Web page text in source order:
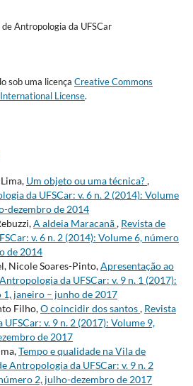
Antropologia da UFSCar
sob uma licença Creative Commons
License.
Um objeto ou uma técnica?,
da UFSCar: v. 6 n. 2 (2014): Volume
dezembro de 2014
A aldeia Maracanã, Revista de
v. 6 n. 2 (2014): Volume 6, número
de 2014
Nicole Soares-Pinto,Apresentação ao
da UFSCar: v. 9 n. 1 (2017):
janeiro – junho de 2017
Filho,O coincidir dos santos, Revista
v. 9 n. 2 (2017): Volume 9,
de 2017
Tempo e qualidade na Vila de
Antropologia da UFSCar: v. 9 n. 2
2, julho-dezembro de 2017